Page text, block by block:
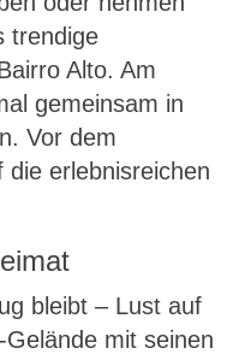
trendige
Alto. Am
gemeinsam in
Vor dem
erlebnisreichen
bleibt – Lust auf
mit seinen